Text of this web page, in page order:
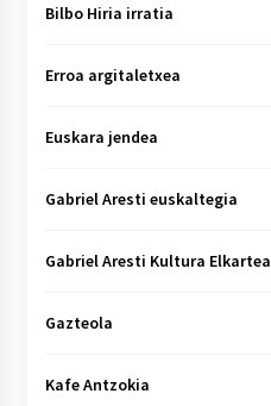
Bilbo Hiria irratia
Erroa argitaletxea
Euskara jendea
Gabriel Aresti euskaltegia
Gabriel Aresti Kultura Elkartea
Gazteola
Kafe Antzokia